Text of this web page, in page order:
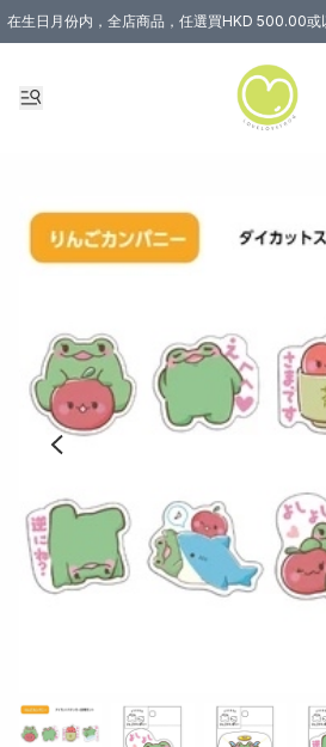
在生日月份内，全店商品，任選買HKD 500.00或